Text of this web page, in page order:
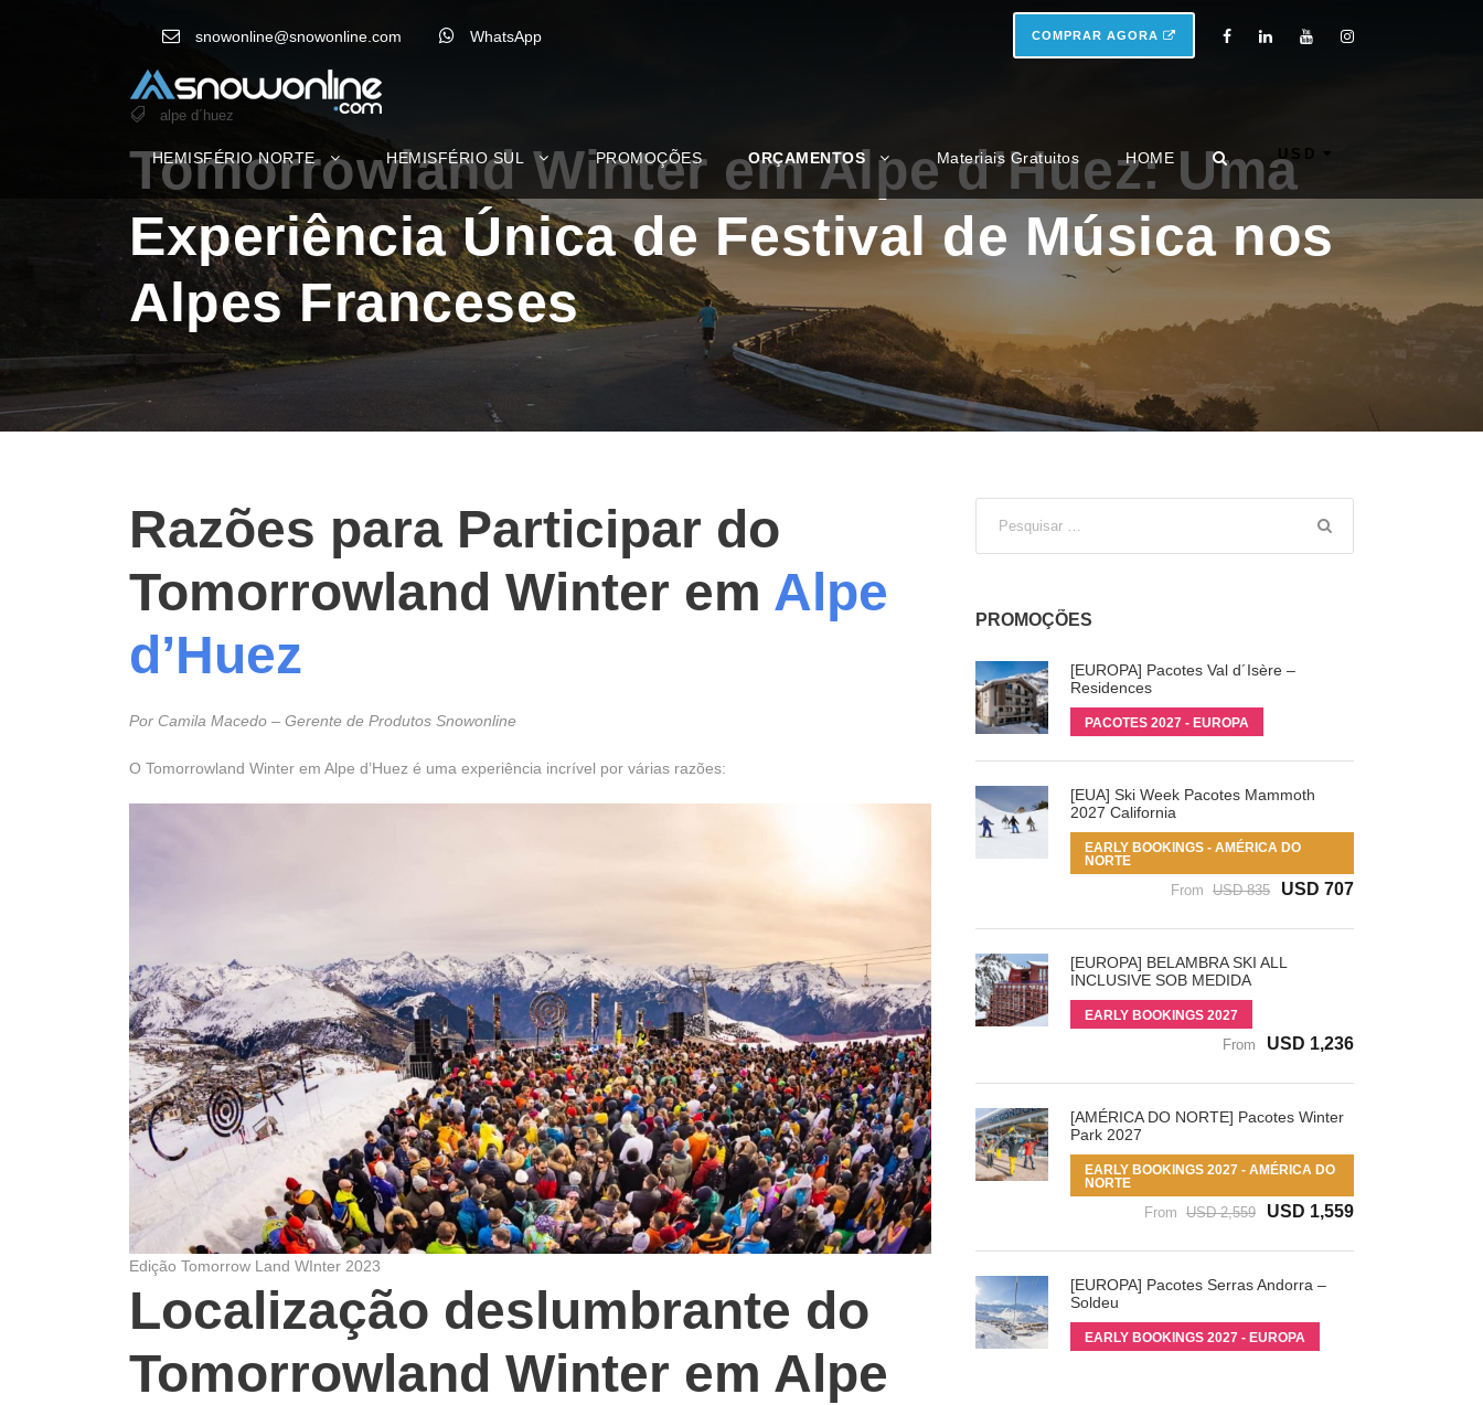
snowonline@snowonline.com WhatsApp COMPRAR AGORA
HEMISFÉRIO NORTE HEMISFÉRIO SUL PROMOÇÕES ORÇAMENTOS Materiais Gratuitos HOME USD
alpe d´huez
Tomorrowland Winter em Alpe d’Huez: Uma
Experiência Única de Festival de Música nos
Alpes Franceses
Razões para Participar do
Tomorrowland Winter em Alpe
d’Huez
Por Camila Macedo – Gerente de Produtos Snowonline
O Tomorrowland Winter em Alpe d’Huez é uma experiência incrível por várias razões:
Edição Tomorrow Land WInter 2023
Localização deslumbrante do
Tomorrowland Winter em Alpe
PROMOÇÕES
[EUROPA] Pacotes Val d´Isère –
Residences
PACOTES 2027 - EUROPA
[EUA] Ski Week Pacotes Mammoth
2027 California
EARLY BOOKINGS - AMÉRICA DO
NORTE
From USD 835 USD 707
[EUROPA] BELAMBRA SKI ALL
INCLUSIVE SOB MEDIDA
EARLY BOOKINGS 2027
From USD 1,236
[AMÉRICA DO NORTE] Pacotes Winter
Park 2027
EARLY BOOKINGS 2027 - AMÉRICA DO
NORTE
From USD 2,559 USD 1,559
[EUROPA] Pacotes Serras Andorra –
Soldeu
EARLY BOOKINGS 2027 - EUROPA